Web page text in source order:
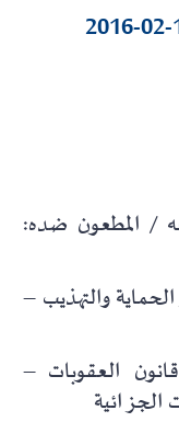
/ المطعون ضده:
والتهذيب –
المادة 50 من قانون العقوبات –